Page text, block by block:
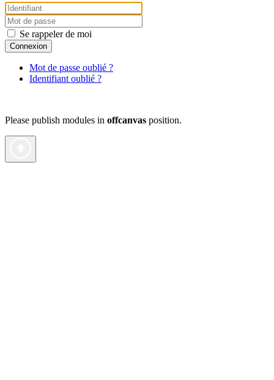
Se rappeler de moi
Connexion
Mot de passe oublié ?
Identifiant oublié ?
Please publish modules in offcanvas position.